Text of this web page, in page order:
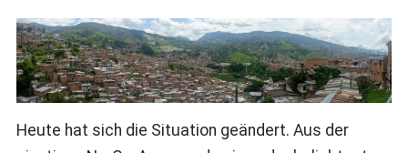
Heute hat sich die Situation geändert. Aus der